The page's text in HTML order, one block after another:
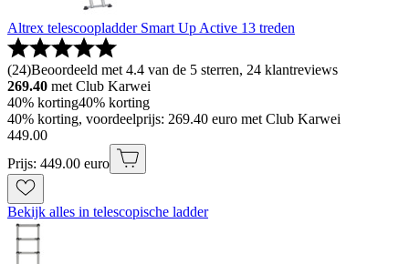
Altrex telescoopladder Smart Up Active 13 treden
(24)Beoordeeld met 4.4 van de 5 sterren, 24 klantreviews
269.40 met Club Karwei
40% korting40% korting
40% korting, voordeelprijs: 269.40 euro met Club Karwei
449.00
Prijs: 449.00 euro
Bekijk alles in telescopische ladder